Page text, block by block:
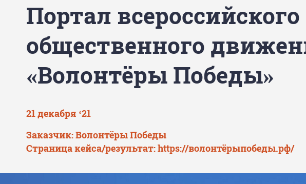
Портал всероссийского
общественного
«Волонтёры Победы»
21 декабря ‘21
Заказчик: Волонтёры Победы
Страница кейса/результат:https://волонтёрыпобеды.рф/